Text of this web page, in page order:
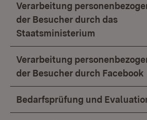
Verarbeitung
der Besucher durch das
Staatsministerium
Verarbeitung
der Besucher durch Facebook
Bedarfsprüfung und